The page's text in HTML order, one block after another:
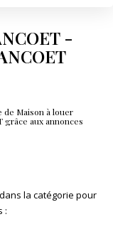
-
Maison à louer
grâce aux annonces
la catégorie pour
: